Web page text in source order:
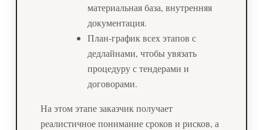
материальная база, внутренняя
документация.
План-график всех этапов с
дедлайнами, чтобы увязать
процедуру с тендерами и
договорами.
На этом этапе заказчик получает
реалистичное понимание сроков и рисков, а